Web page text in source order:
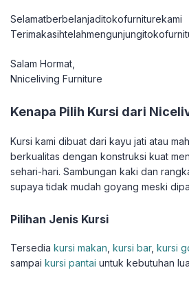
Selamatberbelanjaditokofurniturekami
Salam Hormat,
Nniceliving Furniture
Kenapa Pilih Kursi dari
Kursi kami dibuat dari kayu jati atau
berkualitas dengan konstruksi kuat
sehari-hari. Sambungan kaki dan
supaya tidak mudah goyang meski
Pilihan Jenis Kursi
Tersedia kursi makan kursi bar, kursi
sampai kursi pantai untuk kebutuhan